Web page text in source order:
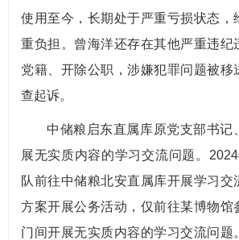
使用至今，长期处于严重亏损状态，
重负担。曾海洋还存在其他严重违纪
党籍、开除公职，涉嫌犯罪问题被移
查起诉。
中储粮启东直属库原党支部书记
展无实质内容的学习交流问题。
队前往中储粮北安直属库开展学习交
方案开展公务活动，仅前往某博物馆
门间开展无实质内容的学习交流问题